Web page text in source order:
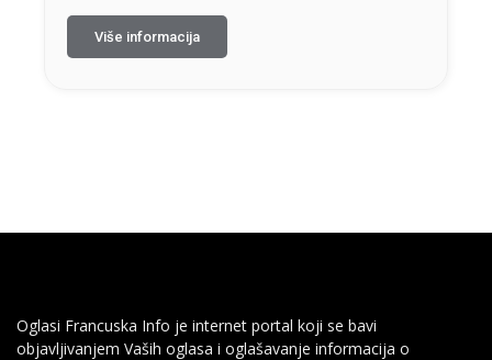
Više informacija
Oglasi Francuska Info je internet portal koji se bavi
objavljivanjem Vaših oglasa i oglašavanje informacija o